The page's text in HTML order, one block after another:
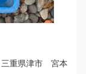
三重県津市 宮本